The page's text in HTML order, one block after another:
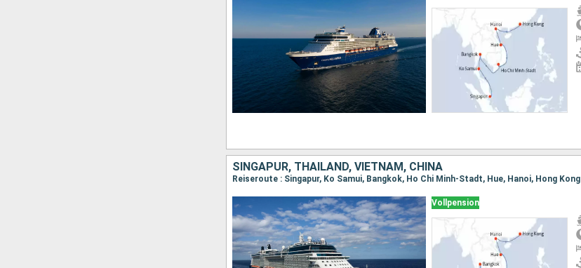
SINGAPUR, THAILAND, VIETNAM, CHINA
Reiseroute : Singapur, Ko Samui, Bangkok, Ho Chi Minh-Stadt, Hue, Hanoi, Hong Kong
Vollpension